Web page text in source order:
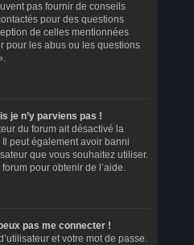
pas fournir de conseils
pour des questions
de celles mentionnées
pour les abus ou les questions
je n’y parviens pas !
du forum ait désactivé la
peut également avoir banni
que vous souhaitez utiliser.
pour obtenir de l’aide.
pas me connecter !
et votre mot de passe.